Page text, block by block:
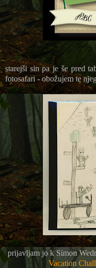
starejši sin pa je še pred
fotosafari - obožujem te
prijavljam jo k Simon
Vacation